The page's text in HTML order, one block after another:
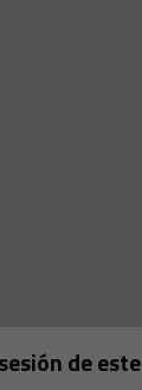
de este